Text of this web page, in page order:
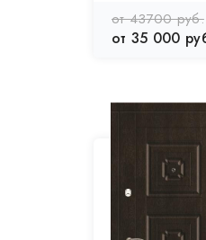
от 43700 руб.
от 35 000